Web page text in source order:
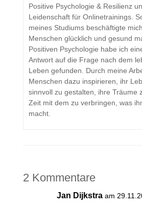
Positive Psychologie & Resilienz
Leidenschaft für Onlinetrainings.
meines Studiums beschäftigte
Menschen glücklich und gesund
Positiven Psychologie habe ich
Antwort auf die Frage nach dem
Leben gefunden. Durch meine
Menschen dazu inspirieren, ihr
sinnvoll zu gestalten, ihre Träume
Zeit mit dem zu verbringen, was
macht.
2 Kommentare
Jan Dijkstra am